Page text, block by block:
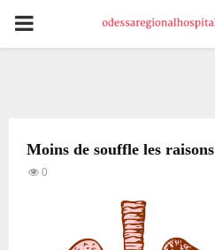
PRIMARY
Moins de souffle les raisons
0